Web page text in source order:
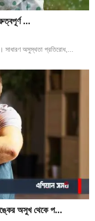
...
সাধারণ অসুস্থতা প্রতিরোধ,...
অসুখ থেকে প...